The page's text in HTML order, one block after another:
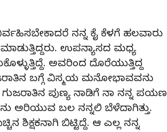
ನನ್ನ ಕೈ ಕೆಳಗೆ ಹಲವಾರು
ಉಪನ್ಯಾಸದ ಮಧ್ಯ
ಅವರಿಂದ ದೊರೆಯುತ್ತಿದ್ದ
ಬಗ್ಗೆ ವಿಸ್ಮಯ ಮನೋಭಾವವನು
ಪುಣ್ಯ ನಾಡಿಗೆ ನಾ ನನ್ನ ಪಯಣ
ಅರಿಯುವ ಬಲ ನನ್ನಲಿ ಬೆಳೆದಾಗಿತ್ತು.
ಶಿಕ್ಷಕನಾಗಿ ಬಿಟ್ಟಿದ್ದೆ. ಆ ಎಲ್ಲ ನನ್ನ